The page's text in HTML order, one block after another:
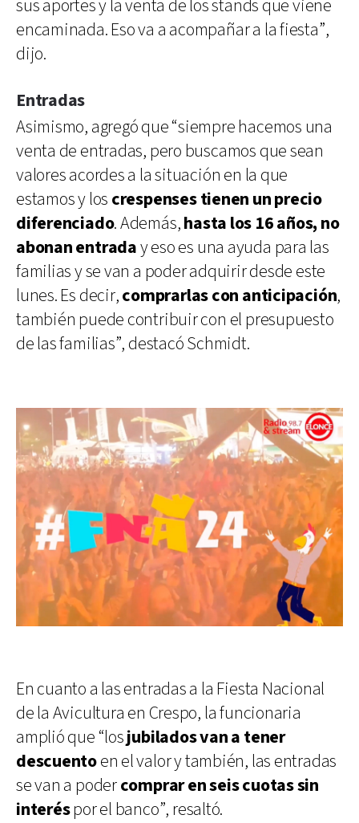
sus aportes y la venta de los stands que viene
encaminada. Eso va a acompañar a la fiesta”,
dijo.
Entradas
Asimismo, agregó que “siempre hacemos una
venta de entradas, pero buscamos que sean
valores acordes a la situación en la que
estamos y los crespenses tienen un precio
diferenciado. Además,hasta los 16 años, no
abonan entraday eso es una ayuda para las
familias y se van a poder adquirir desde este
lunes. Es decir,comprarlas con anticipación,
también puede contribuir con el presupuesto
de las familias”, destacó Schmidt.
En cuanto a las entradas a la Fiesta Nacional
de la Avicultura en Crespo, la funcionaria
amplió que “losjubilados van a tener
descuentoen el valor y también, las entradas
se van a podercomprar en seis cuotas sin
interéspor el banco”, resaltó.